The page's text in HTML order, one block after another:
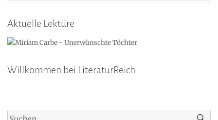
Aktuelle Lektüre
Willkommen bei LiteraturReich
Suchen